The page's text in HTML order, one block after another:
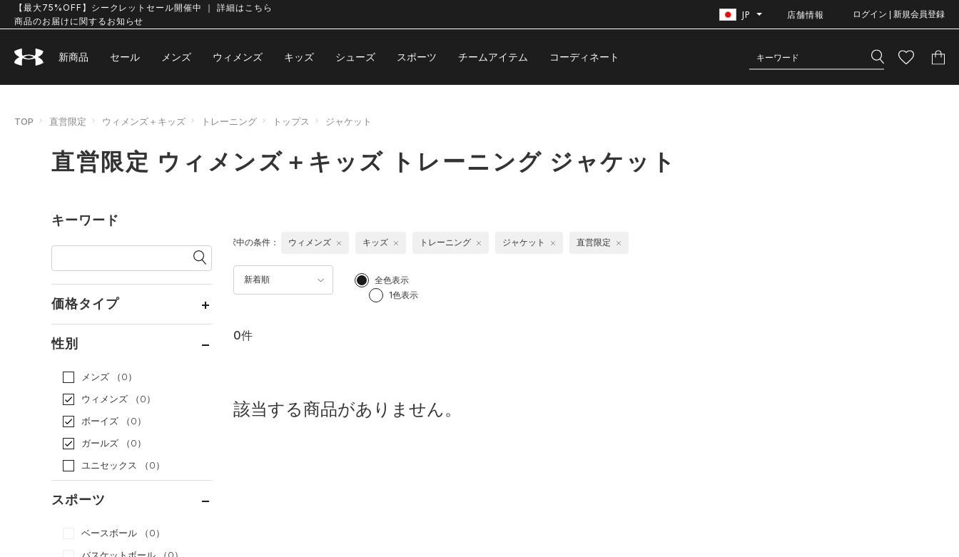
【最大75%OFF】シークレットセール開催中 ｜ 詳細はこちら
商品のお届けに関するお知らせ
JP 店舗情報 ログイン | 新規会員登録
新商品 セール メンズ ウィメンズ キッズ シューズ スポーツ チームアイテム コーディネート
TOP 直営限定 ウィメンズ＋キッズ トレーニング トップス ジャケット
直営限定 ウィメンズ＋キッズ トレーニング ジャケット
キーワード
価格タイプ
性別
メンズ
（0）
ウィメンズ
（0）
ボーイズ
（0）
ガールズ
（0）
ユニセックス
（0）
スポーツ
ベースボール
（0）
新着順
全色表示
1色表示
選択中の条件： ウィメンズ キッズ トレーニング ジャケット 直営限定
0件
該当する商品がありません。